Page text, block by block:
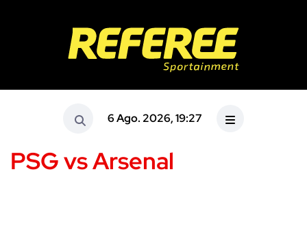
6 Ago. 2026, 19:27
PSG vs Arsenal